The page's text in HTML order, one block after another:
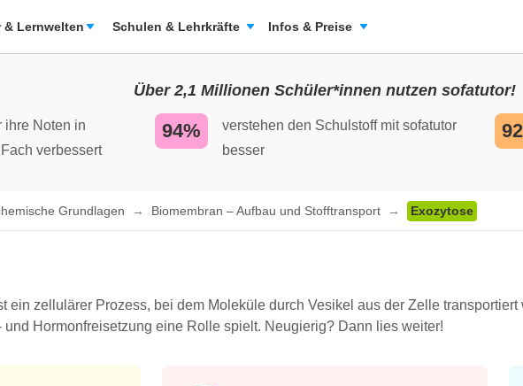
& Lernwelten Schulen & Lehrkräfte Infos & Preise
Über 2,1 Millionen Schüler*innen nutzen sofatutor!
ihre Noten in
verbessert
94%
verstehen den Schulstoff mit sofatutor
besser
Grundlagen Biomembran – Aufbau und Stofftransport Exozytose
ein zellulärer Prozess, bei dem Moleküle durch Vesikel aus der Zelle
und Hormonfreisetzung eine Rolle spielt. Neugierig? Dann lies weiter!